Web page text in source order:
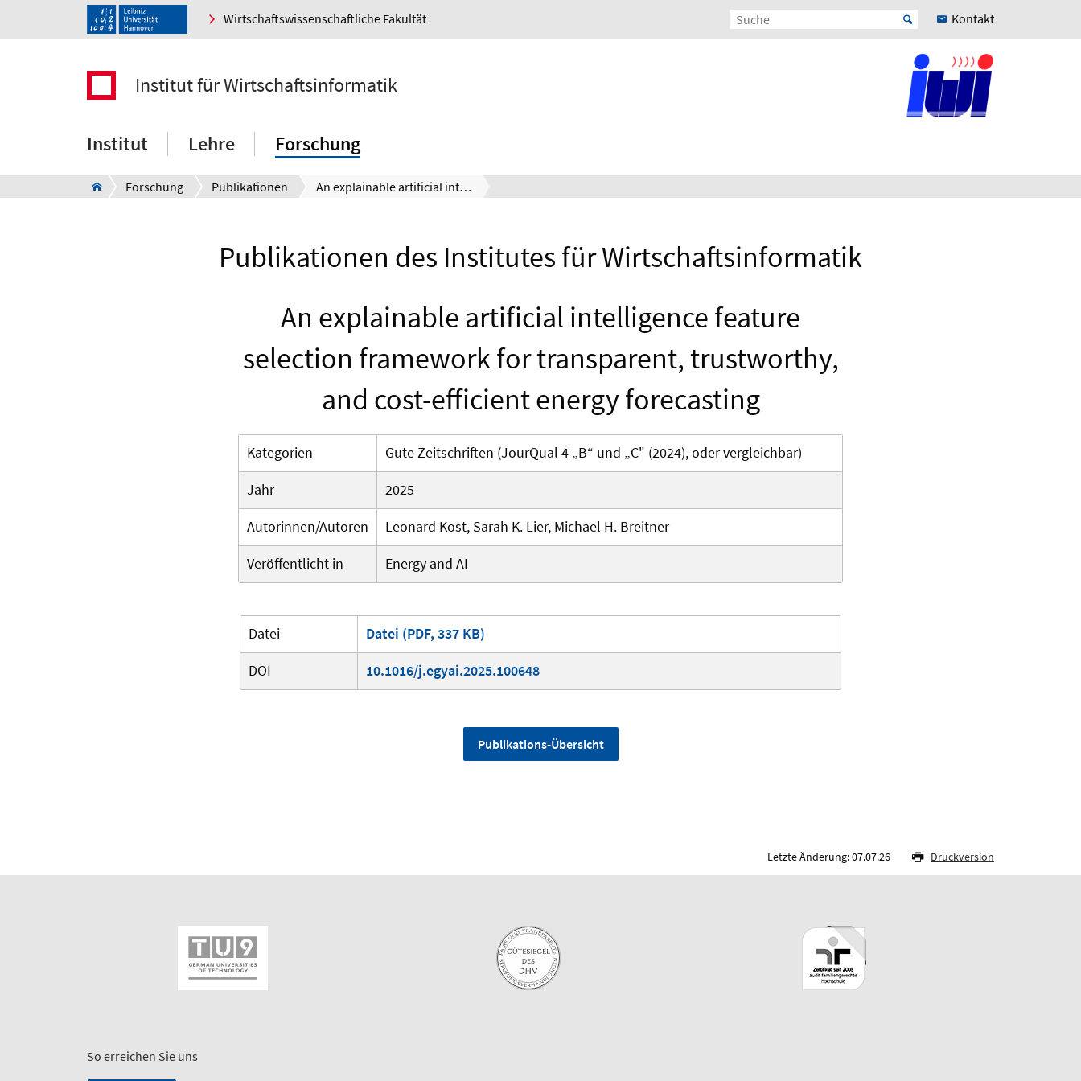
Wirtschaftswissenschaftliche Fakultät Kontakt
Institut für Wirtschaftsinformatik
Institut Lehre Forschung
Forschung Publikationen An explainable artificial intelligence feature selection framework for transparent, trustworthy, and cost-efficient energy forecasting
Publikationen des Institutes für Wirtschaftsinformatik
An explainable artificial intelligence feature
selection framework for transparent, trustworthy,
and cost-efficient energy forecasting
Kategorien
Gute Zeitschriften (JourQual 4 „B“ und „C" (2024), oder vergleichbar)
Jahr
2025
Autorinnen/Autoren
Leonard Kost, Sarah K. Lier, Michael H. Breitner
Veröffentlicht in
Energy and AI
Datei
Datei (PDF, 337 KB)
DOI
10.1016/j.egyai.2025.100648
Publikations-Übersicht
Letzte Änderung: 07.07.26 Druckversion
So erreichen Sie uns